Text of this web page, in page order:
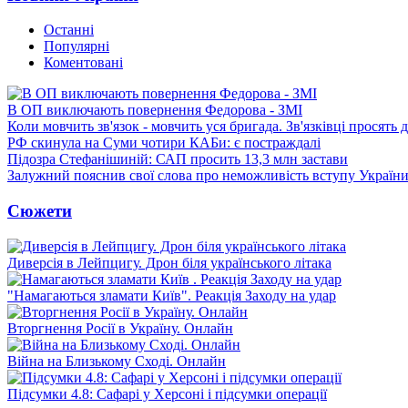
Останні
Популярні
Коментовані
В ОП виключають повернення Федорова - ЗМІ
Коли мовчить зв'язок - мовчить уся бригада. Зв'язківці просять
РФ скинула на Суми чотири КАБи: є постраждалі
Підозра Стефанішиній: САП просить 13,3 млн застави
Залужний пояснив свої слова про неможливість вступу
Сюжети
Диверсія в Лейпцигу. Дрон біля українського літака
"Намагаються зламати Київ". Реакція Заходу на удар
Вторгнення Росії в Україну. Онлайн
Війна на Близькому Сході. Онлайн
Підсумки 4.8: Сафарі у Херсоні і підсумки операції